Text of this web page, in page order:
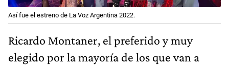
Así fue el estreno de La Voz Argentina 2022.
Ricardo Montaner, el preferido y muy
elegido por la mayoría de los que van a